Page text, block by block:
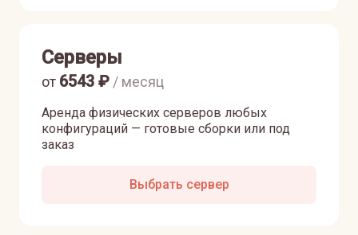
Серверы
Аренда физических серверов любых
конфигураций — готовые сборки или под
заказ
от 6543 ₽ / месяц
Выбрать сервер